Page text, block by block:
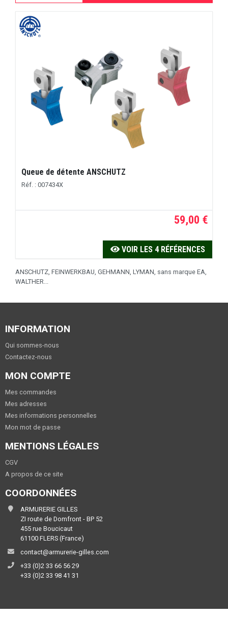
Queue de détente ANSCHUTZ
Réf. : 007434X
59,00 €
VOIR LES 4 RÉFÉRENCES
ANSCHUTZ, FEINWERKBAU, GEHMANN, LYMAN, sans marque EA,
WALTHER...
INFORMATION
Qui sommes-nous
Contactez-nous
MON COMPTE
Mes commandes
Mes adresses
Mes informations personnelles
Mon mot de passe
MENTIONS LÉGALES
CGV
A propos de ce site
COORDONNÉES
ARMURERIE GILLES
ZI route de Domfront - BP 52
455 rue Boucicaut
61100 FLERS (France)
contact@armurerie-gilles.com
+33 (0)2 33 66 56 29
+33 (0)2 33 98 41 31